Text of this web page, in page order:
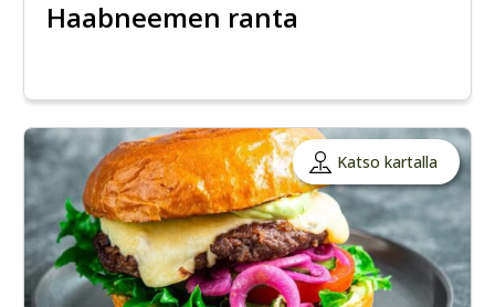
Haabneemen ranta
Katso kartalla